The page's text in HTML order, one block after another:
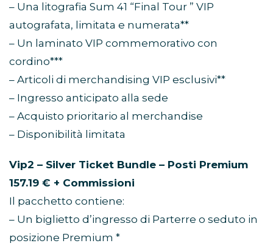
– Una litografia Sum 41 “Final Tour ” VIP
autografata, limitata e numerata**
– Un laminato VIP commemorativo con
cordino***
– Articoli di merchandising VIP esclusivi**
– Ingresso anticipato alla sede
– Acquisto prioritario al merchandise
– Disponibilità limitata
Vip2 – Silver Ticket Bundle – Posti Premium
157.19 € + Commissioni
Il pacchetto contiene:
– Un biglietto d’ingresso di Parterre o seduto in
posizione Premium *